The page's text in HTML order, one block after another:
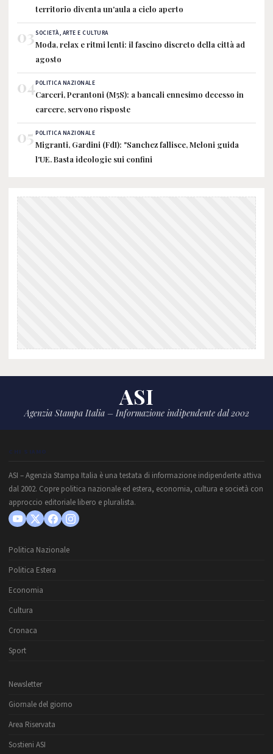
territorio diventa un'aula a cielo aperto
03SOCIETÀ, ARTE E CULTURA
Moda, relax e ritmi lenti: il fascino discreto della città ad
agosto
04POLITICA NAZIONALE
Carceri, Perantoni (M5S): a bancali ennesimo decesso in
carcere, servono risposte
05 POLITICA NAZIONALE
Migranti, Gardini (FdI): "Sanchez fallisce, Meloni guida
l'UE. Basta ideologie sui confini
ASI
Agenzia Stampa Italia – Informazione indipendente dal 2002
CHI SIAMO
ASI – Agenzia Stampa Italia è una testata di informazione indipendente attiva
dal 2002. Copre politica nazionale ed estera, economia, cultura e società con
approccio editoriale libero e pluralista.
Politica Nazionale
Politica Estera
Economia
Cultura
Cronaca
Sport
Newsletter
Giornale del giorno
Area Riservata
Sostieni ASI